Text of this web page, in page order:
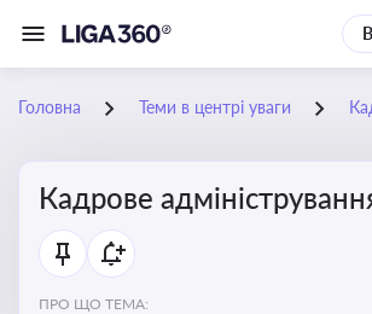
Головна Теми в центрі уваги
Кадрове
ПРО ЩО ТЕМА: